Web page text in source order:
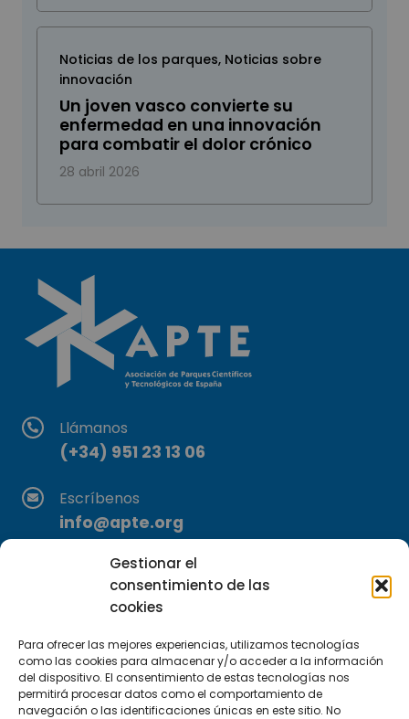
Gestionar el
consentimiento de las
cookies
Para ofrecer las mejores experiencias, utilizamos tecnologías
como las cookies para almacenar y/o acceder a la información
del dispositivo. El consentimiento de estas tecnologías nos
permitirá procesar datos como el comportamiento de
navegación o las identificaciones únicas en este sitio. No
Noticias de los parques, Noticias sobre
innovación
Un joven vasco convierte su
enfermedad en una innovación
para combatir el dolor crónico
28 abril 2026
Llámanos
(+34) 951 23 13 06
Escríbenos
info@apte.org
Encuéntranos
C/Marie Curie, 35
29590 Campanillas, Málaga